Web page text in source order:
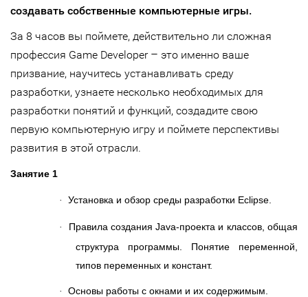
создавать собственные компьютерные игры.
За 8 часов вы поймете, действительно ли сложная
профессия Game Developer – это именно ваше
призвание, научитесь устанавливать среду
разработки, узнаете несколько необходимых для
разработки понятий и функций, создадите свою
первую компьютерную игру и поймете перспективы
развития в этой отрасли.
Занятие 1
· Установка и обзор среды разработки Eclipse.
· Правила создания Java-проекта и классов, общая
структура программы. Понятие переменной,
типов переменных и констант.
· Основы работы с окнами и их содержимым.